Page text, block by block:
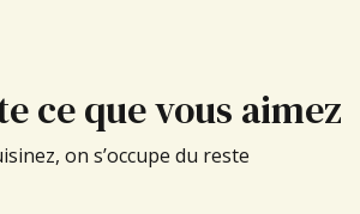
ce que vous aimez
on s’occupe du reste